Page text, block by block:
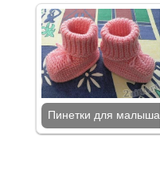
Пинетки для малыша